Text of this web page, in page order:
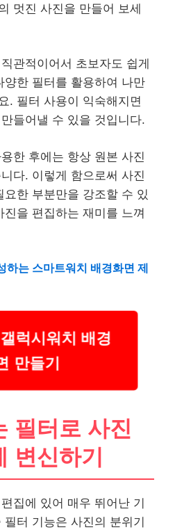
멋진 사진을 만들어 보세
관적이어서 초보자도 쉽게
양한 필터를 활용하여 나만
. 필터 사용이 익숙해지면
들어낼 수 있을 것입니다.
한 후에는 항상 원본 사진
다. 이렇게 함으로써 사진
한 부분만을 강조할 수 있
을 편집하는 재미를 느껴
하는 스마트워치 배경화면 제
럭시워치 배경
만들기
필터로 사진
변신하기
집에 있어 매우 뛰어난 기
터 기능은 사진의 분위기